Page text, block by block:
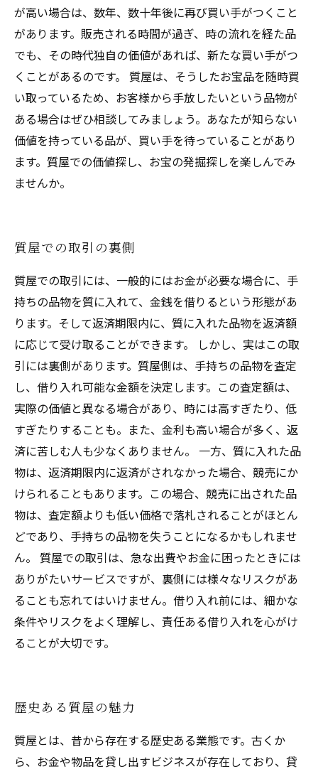
が高い場合は、数年、数十年後に再び買い手がつくこと
があります。販売される時間が過ぎ、時の流れを経た品
でも、その時代独自の価値があれば、新たな買い手がつ
くことがあるのです。 質屋は、そうしたお宝品を随時買
い取っているため、お客様から手放したいという品物が
ある場合はぜひ相談してみましょう。あなたが知らない
価値を持っている品が、買い手を待っていることがあり
ます。質屋での価値探し、お宝の発掘探しを楽しんでみ
ませんか。
質屋での取引の裏側
質屋での取引には、一般的にはお金が必要な場合に、手
持ちの品物を質に入れて、金銭を借りるという形態があ
ります。そして返済期限内に、質に入れた品物を返済額
に応じて受け取ることができます。 しかし、実はこの取
引には裏側があります。質屋側は、手持ちの品物を査定
し、借り入れ可能な金額を決定します。この査定額は、
実際の価値と異なる場合があり、時には高すぎたり、低
すぎたりすることも。また、金利も高い場合が多く、返
済に苦しむ人も少なくありません。 一方、質に入れた品
物は、返済期限内に返済がされなかった場合、競売にか
けられることもあります。この場合、競売に出された品
物は、査定額よりも低い価格で落札されることがほとん
どであり、手持ちの品物を失うことになるかもしれませ
ん。 質屋での取引は、急な出費やお金に困ったときには
ありがたいサービスですが、裏側には様々なリスクがあ
ることも忘れてはいけません。借り入れ前には、細かな
条件やリスクをよく理解し、責任ある借り入れを心がけ
ることが大切です。
歴史ある質屋の魅力
質屋とは、昔から存在する歴史ある業態です。古くか
ら、お金や物品を貸し出すビジネスが存在しており、貸